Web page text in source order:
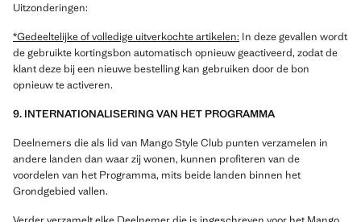
Uitzonderingen:
*Gedeeltelijke of volledige uitverkochte artikelen: In deze gevallen wordt
de gebruikte kortingsbon automatisch opnieuw geactiveerd, zodat de
klant deze bij een nieuwe bestelling kan gebruiken door de bon
opnieuw te activeren.
9. INTERNATIONALISERING VAN HET PROGRAMMA
Deelnemers die als lid van Mango Style Club punten verzamelen in
andere landen dan waar zij wonen, kunnen profiteren van de
voordelen van het Programma, mits beide landen binnen het
Grondgebied vallen.